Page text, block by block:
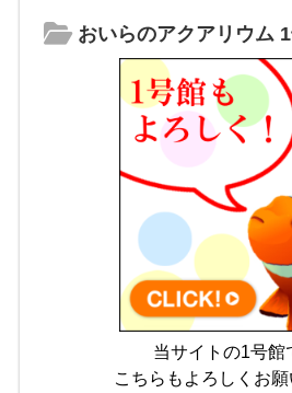
おいらのアクアリウム
当サイトの1号館
こちらもよろしくお願